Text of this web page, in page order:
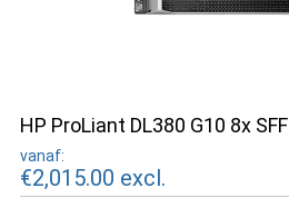
HP ProLiant DL380 G10 8x SFF
vanaf:
€2,015.00 excl.